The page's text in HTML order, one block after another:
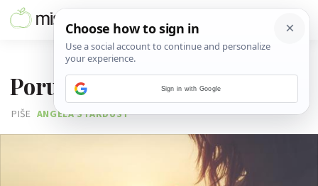
Poruka podrške za četvrtak
PIŠE ANGELA STARDUST
Sign in with Google